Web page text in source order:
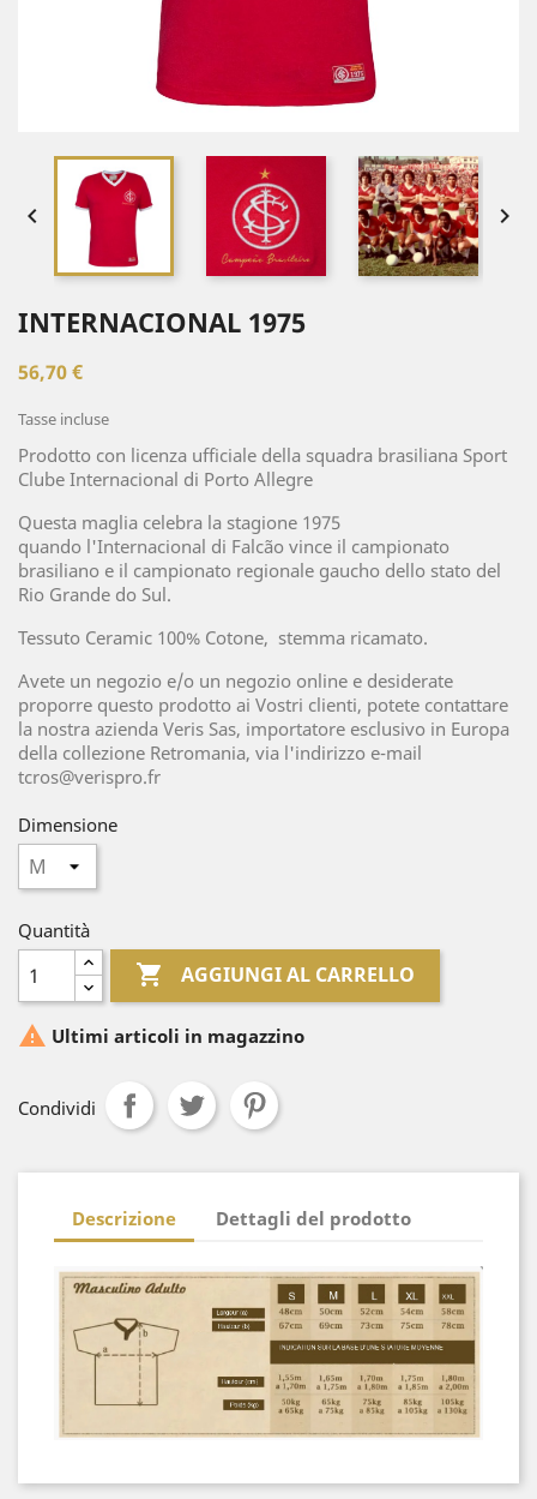
 
INTERNACIONAL 1975
56,70 €
Tasse incluse
Prodotto con licenza ufficiale della squadra brasiliana Sport
Clube Internacional di Porto Allegre
Questa maglia celebra la stagione 1975
quando l'Internacional di Falcão vince il campionato
brasiliano e il campionato regionale gaucho dello stato del
Rio Grande do Sul.
Tessuto Ceramic 100% Cotone, stemma ricamato.
Avete un negozio e/o un negozio online e desiderate
proporre questo prodotto ai Vostri clienti, potete contattare
la nostra azienda Veris Sas, importatore esclusivo in Europa
della collezione Retromania, via l'indirizzo e-mail
tcros@verispro.fr
Dimensione
Quantità
 AGGIUNGI AL CARRELLO
 Ultimi articoli in magazzino
Condividi
Descrizione Dettagli del prodotto